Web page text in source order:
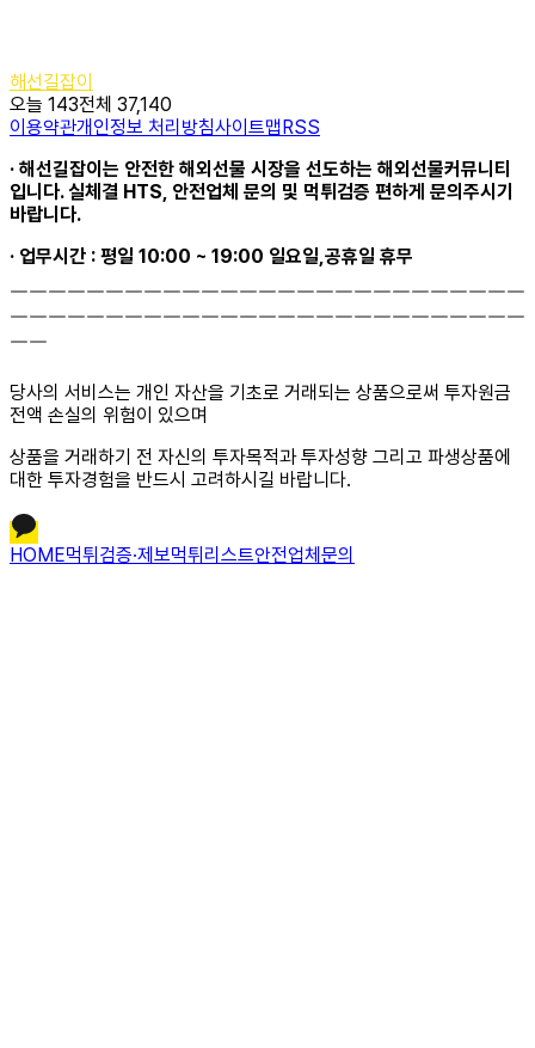
해선길잡이
오늘 143전체 37,140
이용약관개인정보 처리방침사이트맵 RSS
· 해선길잡이는 안전한 해외선물 시장을 선도하는 해외선물커뮤니티
입니다. 실체결 HTS, 안전업체 문의 및 먹튀검증 편하게 문의주시기
바랍니다.
· 업무시간 : 평일 10:00 ~ 19:00 일요일,공휴일 휴무
￣￣￣￣￣￣￣￣￣￣￣￣￣￣￣￣￣￣￣￣￣￣￣￣￣￣￣
￣￣￣￣￣￣￣￣￣￣￣￣￣￣￣￣￣￣￣￣￣￣￣￣￣￣￣
￣￣
당사의 서비스는 개인 자산을 기초로 거래되는 상품으로써 투자원금
전액 손실의 위험이 있으며
상품을 거래하기 전 자신의 투자목적과 투자성향 그리고 파생상품에
대한 투자경험을 반드시 고려하시길 바랍니다.
HOME먹튀검증·제보먹튀리스트안전업체문의